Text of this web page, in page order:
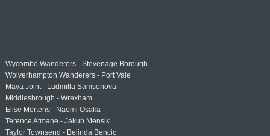
Wycombe Wanderers - Stevenage Borough
Wolverhampton Wanderers - Port Vale
Maya Joint - Ludmilla Samsonova
Middlesbrough - Wrexham
Elise Mertens - Naomi Osaka
Terence Atmane - Jakub Mensik
Taylor Townsend - Belinda Bencic